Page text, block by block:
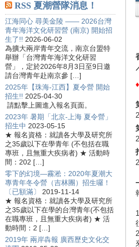
RSS 夏潮營隊消息！
江海同心 尋美金陵 —— 2026台灣
青年海洋文化研習營 (南京) 開始招
生了!! 2026-06-02
為擴大兩岸青年交流，南京台盟特
舉辦「台灣青年海洋文化研習
營」，定於2026年8月3日至9日邀
請台灣青年赴南京參 […]
2025年【珠海-江西】夏令營 開始
招生!! 2025-04-30
請點擊上圖進入報名頁面。
2023年 暑期「北京-上海 夏令營」
招生中 2023-05-15
★ 報名資格：就讀各大學及研究所
之35歲以下在學青年 (不包括在職
專班，且無重大疾病者) ★ 活動時
間：202 […]
零下的幻境—霧淞：2020年夏潮大
專青年冬令營（吉林團）招生囉！
〔已額滿〕
2019-11-14
★ 報名資格：就讀各大學及研究所
之35歲以下在學的台灣青年(不包括
在職專班，且無重大疾病者) ★ 活
動時間：2 […]
2019年 兩岸犇報 廣西歷史文化交
♦